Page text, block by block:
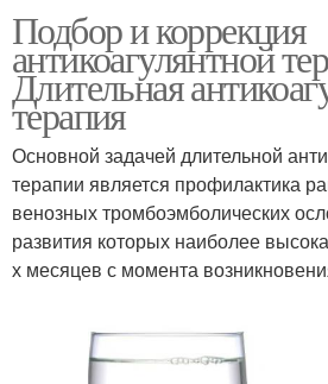
Подбор и коррекция
антикоагулянтной
Длительная
терапия
Основной задачей длительной
терапии является профилактика
венозных тромбоэмболических
развития которых наиболее
х месяцев с момента